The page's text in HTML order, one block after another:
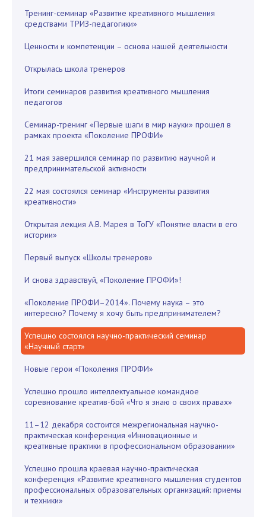
Тренинг-семинар «Развитие креативного мышления
средствами ТРИЗ-педагогики»
Ценности и компетенции – основа нашей деятельности
Открылась школа тренеров
Итоги семинаров развития креативного мышления
педагогов
Семинар-тренинг «Первые шаги в мир науки» прошел в
рамках проекта «Поколение ПРОФИ»
21 мая завершился семинар по развитию научной и
предпринимательской активности
22 мая состоялся семинар «Инструменты развития
креативности»
Открытая лекция А.В. Марея в ТоГУ «Понятие власти в его
истории»
Первый выпуск «Школы тренеров»
И снова здравствуй, «Поколение ПРОФИ»!
«Поколение ПРОФИ–2014». Почему наука – это
интересно? Почему я хочу быть предпринимателем?
Успешно состоялся научно-практический семинар
«Научный старт»
Новые герои «Поколения ПРОФИ»
Успешно прошло интеллектуальное командное
соревнование креатив-бой «Что я знаю о своих правах»
11–12 декабря состоится межрегиональная научно-
практическая конференция «Инновационные и
креативные практики в профессиональном образовании»
Успешно прошла краевая научно-практическая
конференция «Развитие креативного мышления студентов
профессиональных образовательных организаций: приемы
и техники»